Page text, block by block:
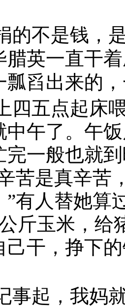
的不是钱，
腊英一直干
瓢舀出来的
四五点起床
中午了。午
完一般也就
苦是真辛苦
”有人替她算
斤玉米，给
己干，挣下
事起，我妈